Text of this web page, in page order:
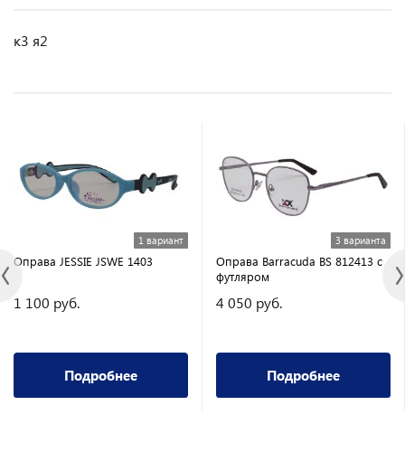
к3 я2
1 вариант
Оправа JESSIE JSWE 1403
1 100 руб.
Подробнее
3 варианта
Оправа Barracuda BS 812413 с
футляром
4 050 руб.
Подробнее